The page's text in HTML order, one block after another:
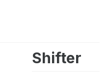
Shifter